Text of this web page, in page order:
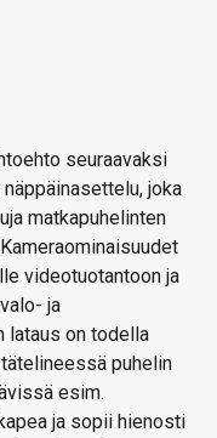
seuraavaksi
joka
matkapuhelinten
videotuotantoon ja
ja
lataus on todella
puhelin
esim.
ja sopii hienosti